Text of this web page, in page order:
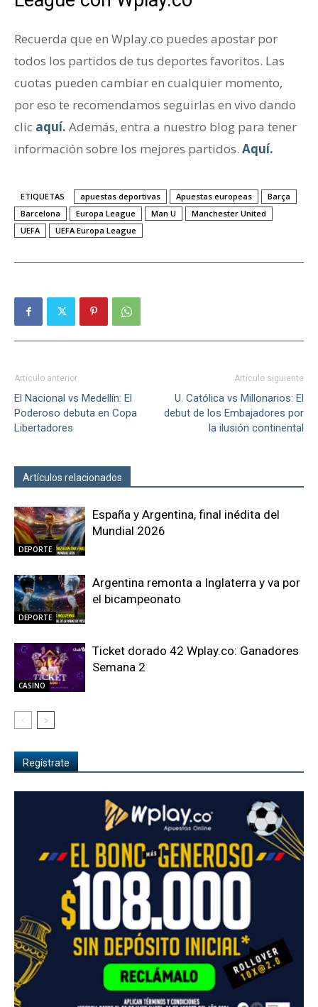
Recuerda que en Wplay.co puedes apostar por
todos los partidos de tus deportes favoritos. Las
cuotas pueden cambiar en cualquier momento,
por eso te recomendamos seguirlas en vivo dando
clic aquí. Además, entra a nuestro blog para tener
información sobre los mejores partidos. Aquí.
ETIQUETAS apuestas deportivas Apuestas europeas
Barça
Barcelona
Europa League Man U
Manchester United
UEFA
UEFA Europa League
Artículo anterior
El Nacional vs Medellín: El
Poderoso debuta en Copa
Libertadores
Artículo siguiente
U. Católica vs Millonarios: El
debut de los Embajadores por
la ilusión continental
Artículos relacionados
DEPORTE
España y Argentina, final inédita del
Mundial 2026
DEPORTE
Argentina remonta a Inglaterra y va por
el bicampeonato
CASINO
Ticket dorado 42 Wplay.co: Ganadores
Semana 2
Regístrate